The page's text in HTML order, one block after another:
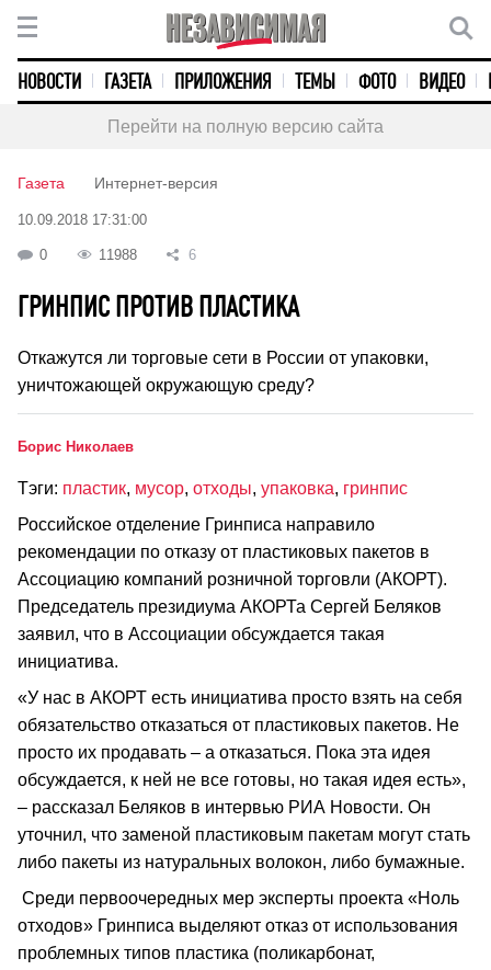
НОВОСТИ ГАЗЕТА ПРИЛОЖЕНИЯ ТЕМЫ ФОТО ВИДЕО
Перейти на полную версию сайта
Газета Интернет-версия
10.09.2018 17:31:00
0 11988 6
ГРИНПИС ПРОТИВ ПЛАСТИКА
Откажутся ли торговые сети в России от упаковки,
уничтожающей окружающую среду?
Борис Николаев
Тэги: пластик, мусор, отходы, упаковка, гринпис
Российское отделение Гринписа направило
рекомендации по отказу от пластиковых пакетов в
Ассоциацию компаний розничной торговли (АКОРТ).
Председатель президиума АКОРТа Сергей Беляков
заявил, что в Ассоциации обсуждается такая
инициатива.
«У нас в АКОРТ есть инициатива просто взять на себя
обязательство отказаться от пластиковых пакетов. Не
просто их продавать – а отказаться. Пока эта идея
обсуждается, к ней не все готовы, но такая идея есть»,
– рассказал Беляков в интервью РИА Новости. Он
уточнил, что заменой пластиковым пакетам могут стать
либо пакеты из натуральных волокон, либо бумажные.
Среди первоочередных мер эксперты проекта «Ноль
отходов» Гринписа выделяют отказ от использования
проблемных типов пластика (поликарбонат,